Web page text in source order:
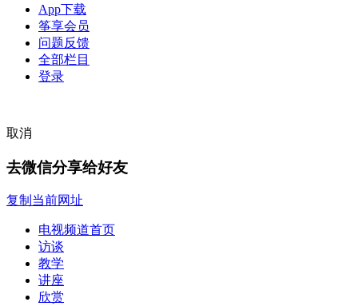
App下载
筝享会员
问题反馈
全部栏目
登录
取消
去微信分享给好友
复制当前网址
电视频道首页
访谈
教学
讲座
欣赏